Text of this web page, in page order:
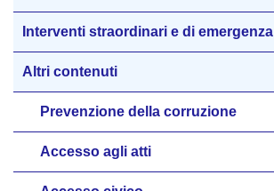
Interventi straordinari e di emergenza
Altri contenuti
Prevenzione della corruzione
Accesso agli atti